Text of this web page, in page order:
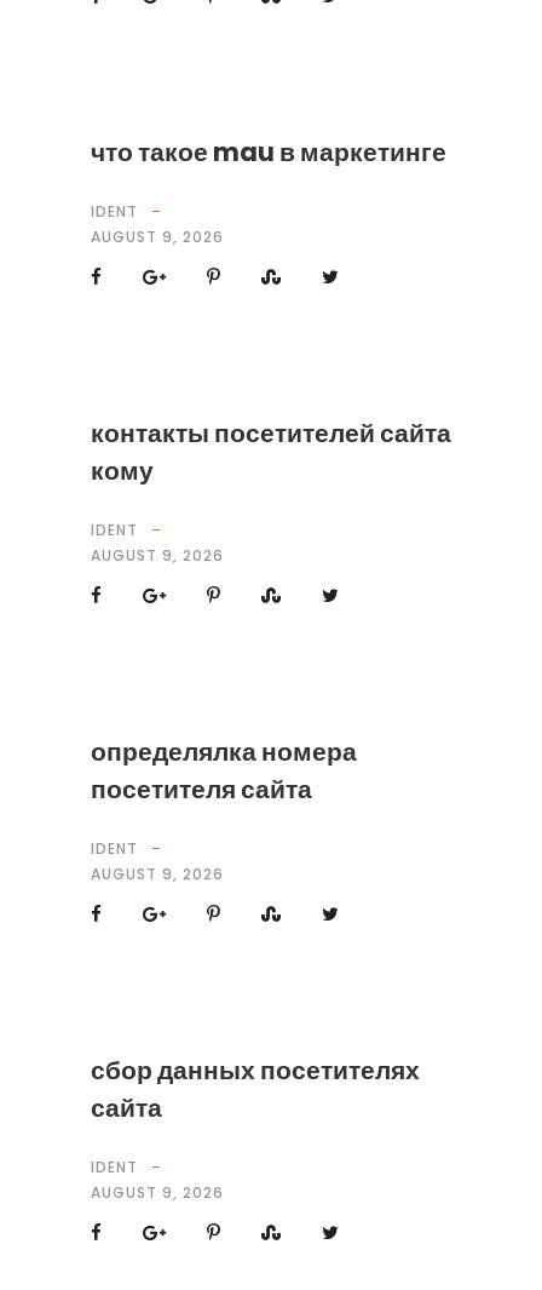
что такое mau в маркетинге
IDENT
AUGUST 9, 2026
контакты посетителей сайта
кому
IDENT
AUGUST 9, 2026
определялка номера
посетителя сайта
IDENT
AUGUST 9, 2026
сбор данных посетителях
сайта
IDENT
AUGUST 9, 2026